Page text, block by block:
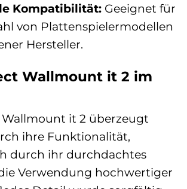
Kompatibilität:Geeignet für
von Plattenspielermodellen
Hersteller.
Wallmount it 2 im
Wallmount it 2 überzeugt
ihre Funktionalität,
durch ihr durchdachtes
Verwendung hochwertiger